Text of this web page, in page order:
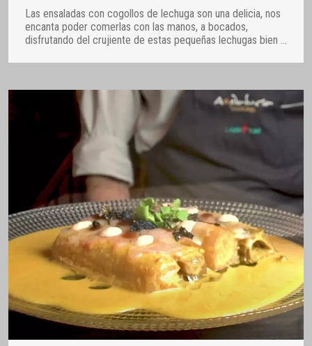
Las ensaladas con cogollos de lechuga son una delicia, nos
encanta poder comerlas con las manos, a bocados,
disfrutando del crujiente de estas pequeñas lechugas bien